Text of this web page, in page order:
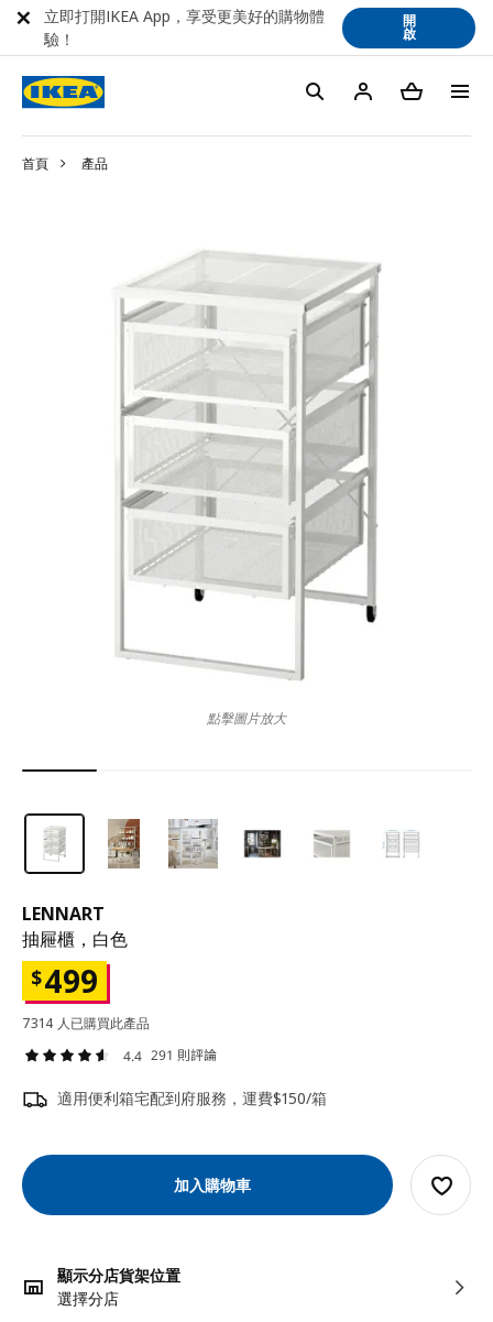
首頁 產品
LENNART
抽屜櫃，白色
$499
7314 人已購買此產品
4.4 291 則評論
適用便利箱宅配到府服務，運費$150/箱
加入購物車
顯示分店貨架位置
選擇分店
點擊圖片放大
立即打開IKEA App，享受更美好的購物體
驗！
開
啟